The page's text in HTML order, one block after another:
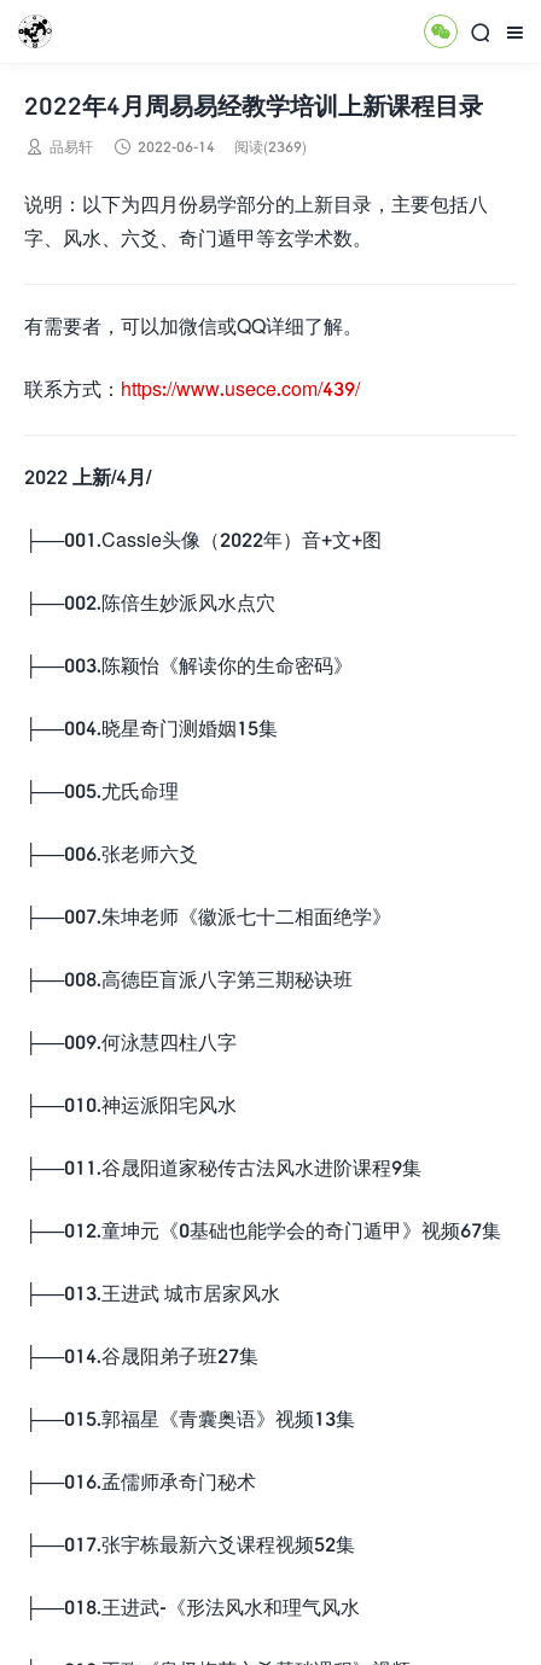



2022年4月周易易经教学培训上新课程目录
 品易轩  2022-06-14 阅读(2369)
说明：以下为四月份易学部分的上新目录，主要包括八
字、风水、六爻、奇门遁甲等玄学术数。
有需要者，可以加微信或QQ详细了解。
联系方式： https://www.usece.com/439/
2022 上新/4月/
├──001.Cassie头像（2022年）音+文+图
├──002.陈倍生妙派风水点穴
├──003.陈颖怡《解读你的生命密码》
├──004.晓星奇门测婚姻15集
├──005.尤氏命理
├──006.张老师六爻
├──007.朱坤老师《徽派七十二相面绝学》
├──008.高德臣盲派八字第三期秘诀班
├──009.何泳慧四柱八字
├──010.神运派阳宅风水
├──011.谷晟阳道家秘传古法风水进阶课程9集
├──012.童坤元《0基础也能学会的奇门遁甲》视频67集
├──013.王进武 城市居家风水
├──014.谷晟阳弟子班27集
├──015.郭福星《青囊奥语》视频13集
├──016.孟儒师承奇门秘术
├──017.张宇栋最新六爻课程视频52集
├──018.王进武-《形法风水和理气风水